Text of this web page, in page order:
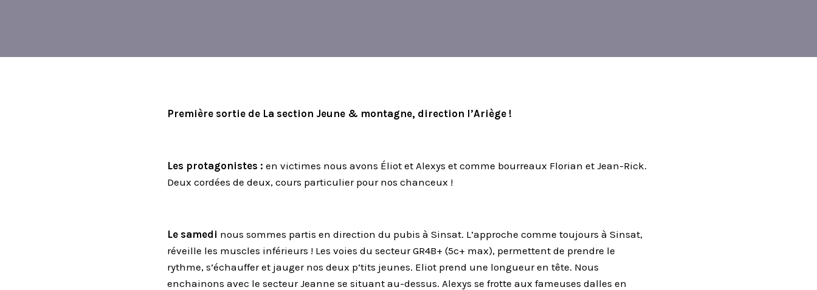
Première sortie de La section Jeune & montagne, direction l’Ariège !
Les protagonistes : en victimes nous avons Éliot et Alexys et comme bourreaux Florian et Jean-Rick.
Deux cordées de deux, cours particulier pour nos chanceux !
Le samedi nous sommes partis en direction du pubis à Sinsat. L’approche comme toujours à Sinsat,
réveille les muscles inférieurs ! Les voies du secteur GR4B+ (5c+ max), permettent de prendre le
rythme, s’échauffer et jauger nos deux p’tits jeunes. Eliot prend une longueur en tête. Nous
enchainons avec le secteur Jeanne se situant au-dessus. Alexys se frotte aux fameuses dalles en